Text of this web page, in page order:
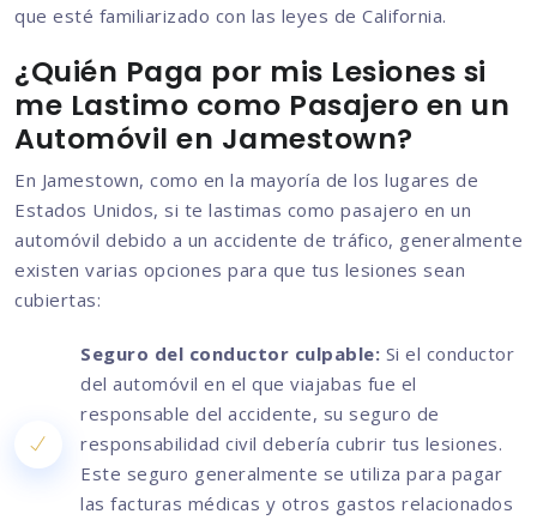
que esté familiarizado con las leyes de California.
¿Quién Paga por mis Lesiones si
me Lastimo como Pasajero en un
Automóvil en Jamestown?
En Jamestown, como en la mayoría de los lugares de
Estados Unidos, si te lastimas como pasajero en un
automóvil debido a un accidente de tráfico, generalmente
existen varias opciones para que tus lesiones sean
cubiertas:
Seguro del conductor culpable: Si el conductor
del automóvil en el que viajabas fue el
responsable del accidente, su seguro de
responsabilidad civil debería cubrir tus lesiones.
Este seguro generalmente se utiliza para pagar
las facturas médicas y otros gastos relacionados